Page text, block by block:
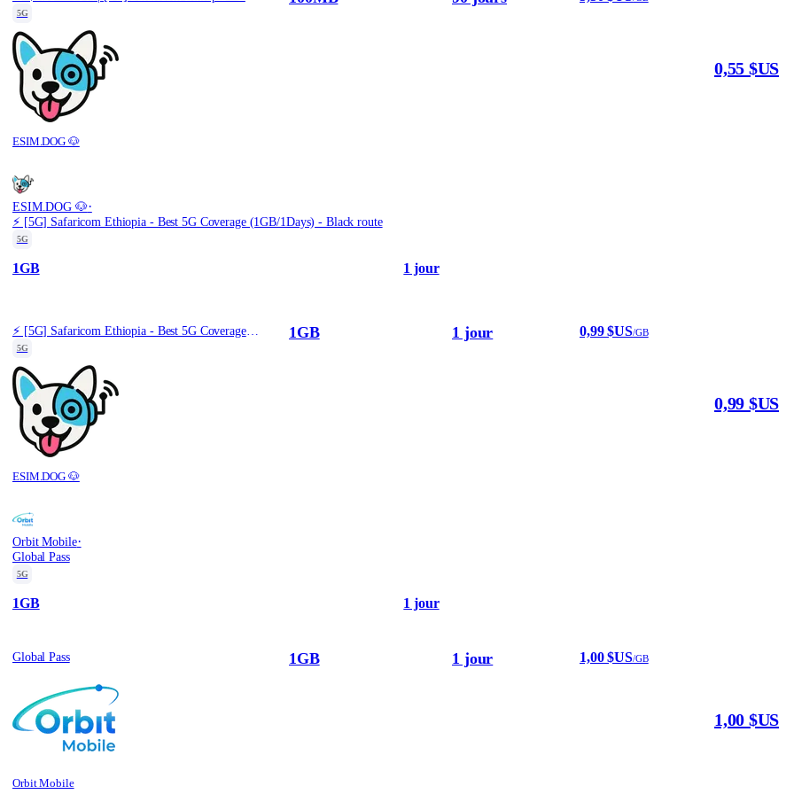
5G
ESIM.DOG 🐶
0,55 $US
ESIM.DOG 🐶·
⚡️ [5G] Safaricom Ethiopia - Best 5G Coverage (1GB/1Days) - Black route
5G
1GB 1 jour
⚡️ [5G] Safaricom Ethiopia - Best 5G Coverage (1GB/1Days) - Black route
5G
ESIM.DOG 🐶
1GB 1 jour 0,99 $US/GB
0,99 $US
Orbit Mobile·
Global Pass
5G
1GB 1 jour
Global Pass
Orbit Mobile
1GB 1 jour 1,00 $US/GB
1,00 $US